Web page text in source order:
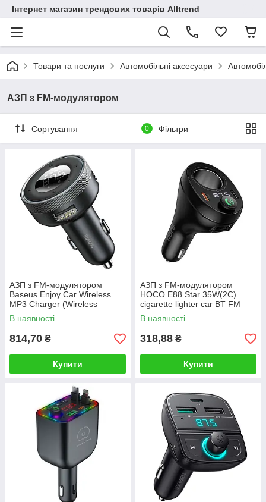
Інтернет магазин трендових товарів Alltrend
Товари та послуги Автомобільні аксесуари
АЗП з FM-модулятором
Сортування 0 Фільтри
АЗП з FM-модулятором
Baseus Enjoy Car Wireless
MP3 Charger (Wireless
5.0+5V/3.4A) Black
В наявності
814,70 ₴
Купити
АЗП з FM-модулятором
HOCO E88 Star 35W(2C)
cigarette lighter car BT FM
transmitter Black
В наявності
318,88 ₴
Купити